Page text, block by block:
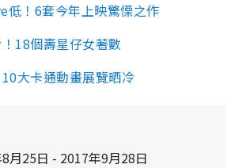
低！6套今年上映驚慄之作
18個壽星仔女著數
大卡通動畫展覽晒冷
月25日 - 2017年9月28日